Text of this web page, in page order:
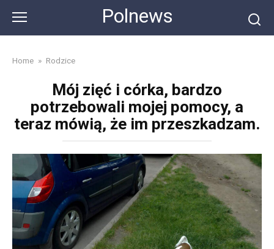
content
Polnews
Home » Rodzice
Mój zięć i córka, bardzo
potrzebowali mojej pomocy, a
teraz mówią, że im przeszkadzam.